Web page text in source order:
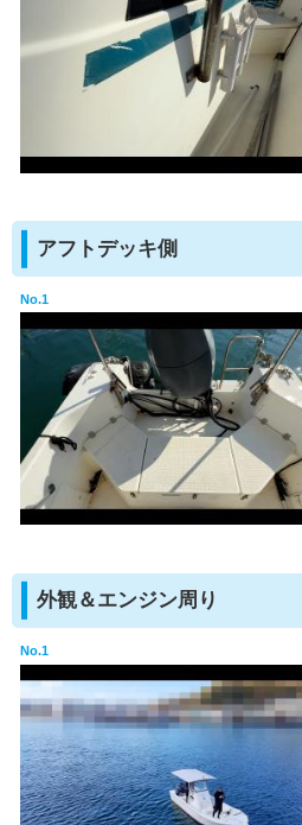
アフトデッキ側
No.1
外観＆エンジン周り
No.1